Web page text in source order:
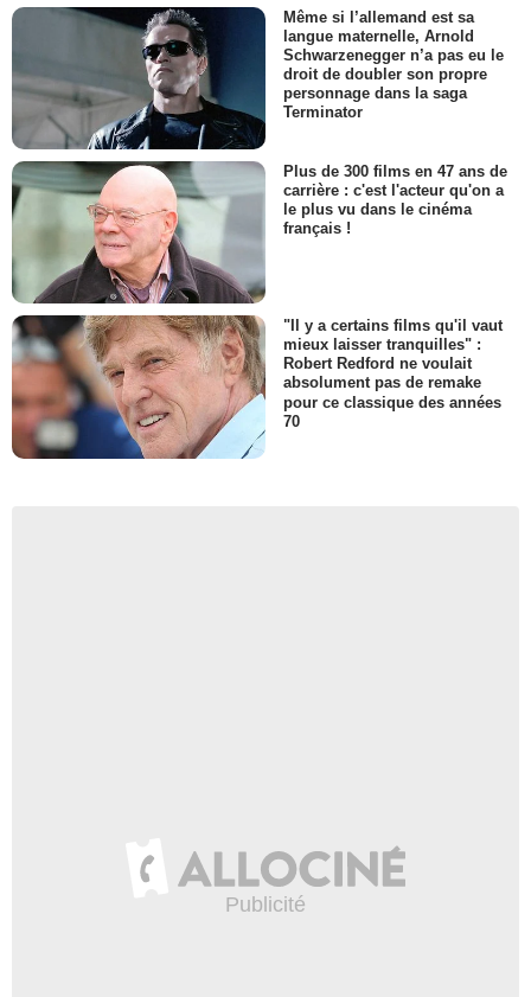
Même si l’allemand est sa
langue maternelle, Arnold
Schwarzenegger n’a pas eu le
droit de doubler son propre
personnage dans la saga
Terminator
Plus de 300 films en 47 ans de
carrière : c'est l'acteur qu'on a
le plus vu dans le cinéma
français !
"Il y a certains films qu'il vaut
mieux laisser tranquilles" :
Robert Redford ne voulait
absolument pas de remake
pour ce classique des années
70